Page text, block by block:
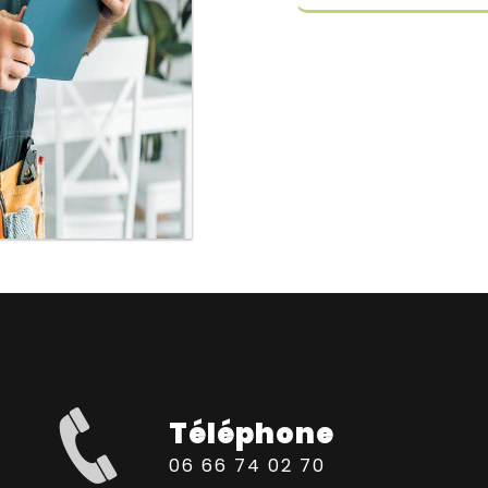
Téléphone
06 66 74 02 70